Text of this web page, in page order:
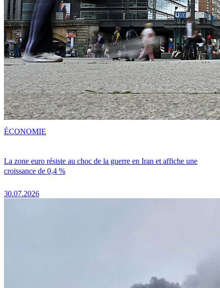
La zone euro résiste au choc de la guerre en Iran et affiche une
croissance de 0,4 %
30.07.2026
ÉCONOMIE